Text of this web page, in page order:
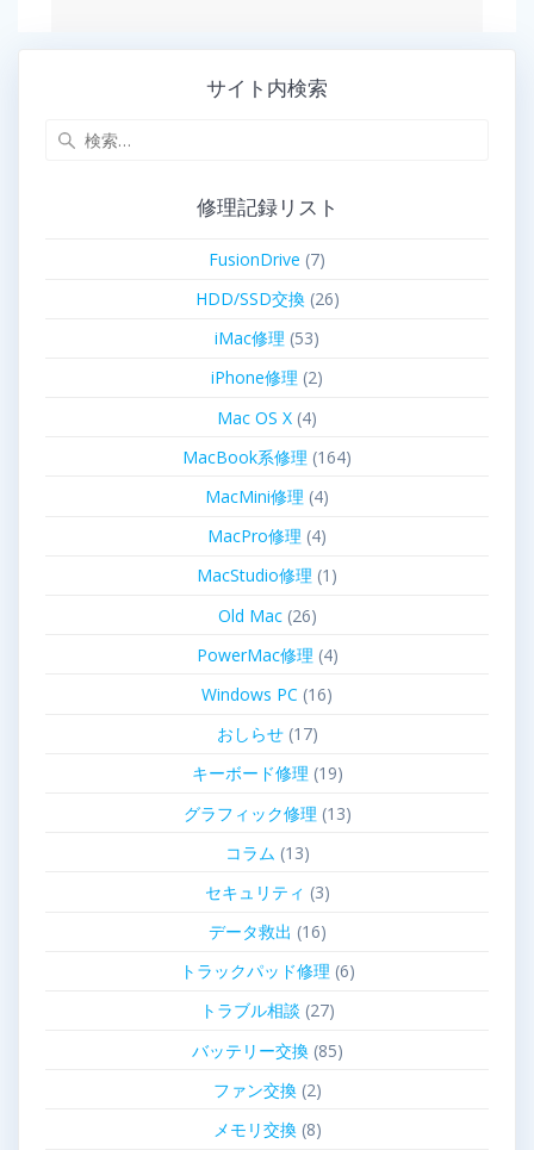
サイト内検索
修理記録リスト
FusionDrive (7)
HDD/SSD交換(26)
iMac修理 (53)
iPhone修理 (2)
Mac OS X (4)
MacBook系修理 (164)
MacMini修理 (4)
MacPro修理 (4)
MacStudio修理 (1)
Old Mac(26)
PowerMac修理 (4)
Windows PC (16)
おしらせ(17)
キーボード修理 (19)
グラフィック修理 (13)
コラム (13)
セキュリティ (3)
データ救出 (16)
トラックパッド修理 (6)
トラブル相談 (27)
バッテリー交換(85)
ファン交換(2)
メモリ交換(8)